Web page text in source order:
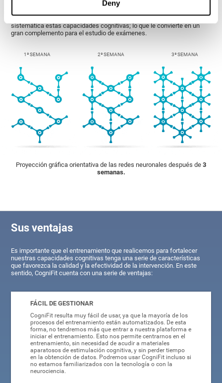
Deny
preparación de exámenes, que busca estimular de forma rigurosa y
sistemática estas capacidades cognitivas; lo que le convierte en un
gran complemento para el estudio de exámenes.
1ª SEMANA 2ª SEMANA 3ª SEMANA
Proyección gráfica orientativa de las redes neuronales después de 3
semanas.
Sus ventajas
Es importante que el entrenamiento que realicemos para fortalecer
nuestras capacidades cognitivas tenga una serie de características
que favorezca la calidad y la efectividad de la intervención. En este
sentido, CogniFit cuenta con una serie de ventajas:
FÁCIL DE GESTIONAR
CogniFit resulta muy fácil de usar, ya que la mayoría de los
procesos del entrenamiento están automatizados. De esta
forma, no tendremos más que entrar a nuestra plataforma e
iniciar el entrenamiento. Esto nos permite centrarnos en el
entrenamiento, sin necesidad de acudir a materiales
aparatosos de estimulación cognitiva, y sin perder tiempo
en la obtención de datos. Podremos usar CogniFit incluso si
no estamos familiarizados con la tecnología o con la
neurociencia.